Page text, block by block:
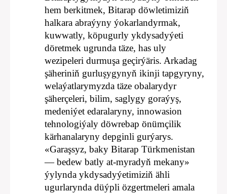
hem berkitmek, Bitarap döwletimiziň
halkara abraýyny ýokarlandyrmak,
kuwwatly, köpugurly ykdysadyýeti
döretmek ugrunda täze, has uly
wezipeleri durmuşa geçirýäris. Arkadag
şäheriniň gurluşygynyň ikinji tapgyryny,
welaýatlarymyzda täze obalarydyr
şäherçeleri, bilim, saglygy goraýyş,
medeniýet edaralaryny, innowasion
tehnologiýaly döwrebap önümçilik
kärhanalaryny depginli gurýarys.
«Garaşsyz, baky Bitarap Türkmenistan
— bedew batly at-myradyň mekany»
ýylynda ykdysadyýetimiziň ähli
ugurlarynda düýpli özgertmeleri amala